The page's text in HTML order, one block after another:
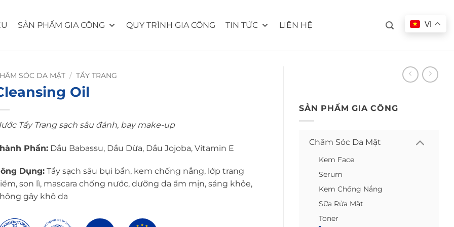
SẢN PHẨM GIA CÔNG QUY TRÌNH GIA CÔNG TIN TỨC LIÊN HỆ VI
SẢN PHẨM GIA CÔNG
Chăm Sóc Da Mặt
Kem Face
Serum
Kem Chống Nắng
Sữa Rửa Mặt
Toner
SÓC DA MẶT / TẨY TRANG
Oil
Tẩy Trang sạch sâu đánh, bay make-up
Phần: Dầu Babassu, Dầu Dừa, Dầu Jojoba, Vitamin E
Dụng: Tẩy sạch sâu bụi bẩn, kem chống nắng, lớp trang
son lì, mascara chống nước, dưỡng da ẩm mịn, sáng khỏe,
gây khô da